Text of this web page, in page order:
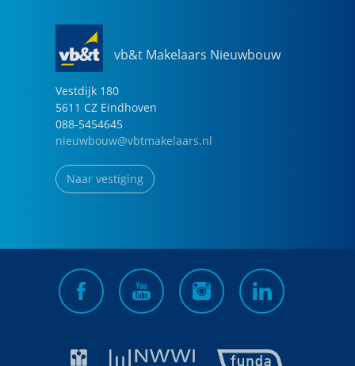
vb&t Makelaars Nieuwbouw
Vestdijk 180
5611 CZ Eindhoven
088-5454645
nieuwbouw@vbtmakelaars.nl
Naar vestiging